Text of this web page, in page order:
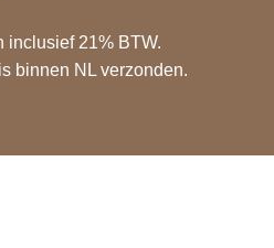
inclusief 21% BTW.
binnen NL verzonden.